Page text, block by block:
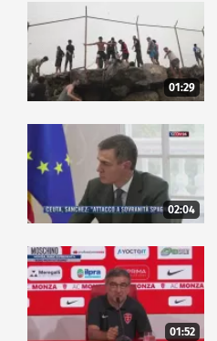
01:29
02:04
01:52